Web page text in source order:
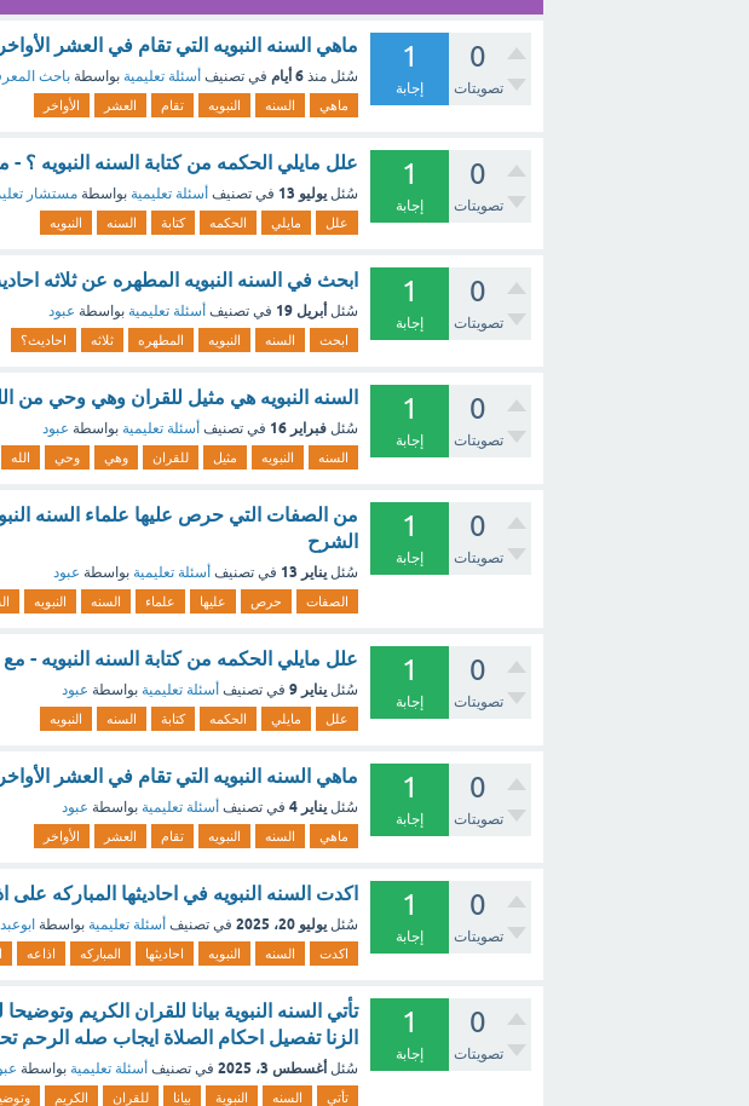
0
تصويتات
1
إجابة
ماهي السنه النبويه التي تقام في العشر
سُئل منذ 6 أيام في تصنيف أسئلة تعليمية بواسطة باحث
ماهي السنه النبويه تقام العشر الأواخر
0
تصويتات
1
إجابة
علل مايلي الحكمه من كتابة السنه النبويه ؟ -
سُئل يوليو 13 في تصنيف أسئلة تعليمية بواسطة مستشار
علل مايلي الحكمه كتابة السنه النبويه
0
تصويتات
1
إجابة
ابحث في السنه النبويه المطهره عن ثلاثه
سُئل أبريل 19 في تصنيف أسئلة تعليمية بواسطة عبود
ابحث السنه النبويه المطهره ثلاثه احاديث؟
0
تصويتات
1
إجابة
السنه النبويه هي مثيل للقران وهي وحي من
سُئل فبراير 16 في تصنيف أسئلة تعليمية بواسطة عبود
السنه النبويه مثيل للقران وهي وحي الله
0
تصويتات
1
إجابة
من الصفات التي حرص عليها علماء السنه
الشرح
سُئل يناير 13 في تصنيف أسئلة تعليمية بواسطة عبود
الصفات حرص عليها علماء السنه النبويه
0
تصويتات
1
إجابة
علل مايلي الحكمه من كتابة السنه النبويه -
سُئل يناير 9 في تصنيف أسئلة تعليمية بواسطة عبود
علل مايلي الحكمه كتابة السنه النبويه
0
تصويتات
1
إجابة
ماهي السنه النبويه التي تقام في العشر
سُئل يناير 4 في تصنيف أسئلة تعليمية بواسطة عبود
ماهي السنه النبويه تقام العشر الأواخر
0
تصويتات
1
إجابة
اكدت السنه النبويه في احاديثها المباركه
سُئل يوليو 20، 2025 في تصنيف أسئلة تعليمية بواسطة
اكدت السنه النبويه احاديثها المباركه اذاعه
0
تصويتات
1
إجابة
الزنا تفصيل احكام الصلاة ايجاب صله الرحم
سُئل أغسطس 3، 2025 في تصنيف أسئلة تعليمية بواسطة
تأتي السنه النبوية بيانا للقران الكريم